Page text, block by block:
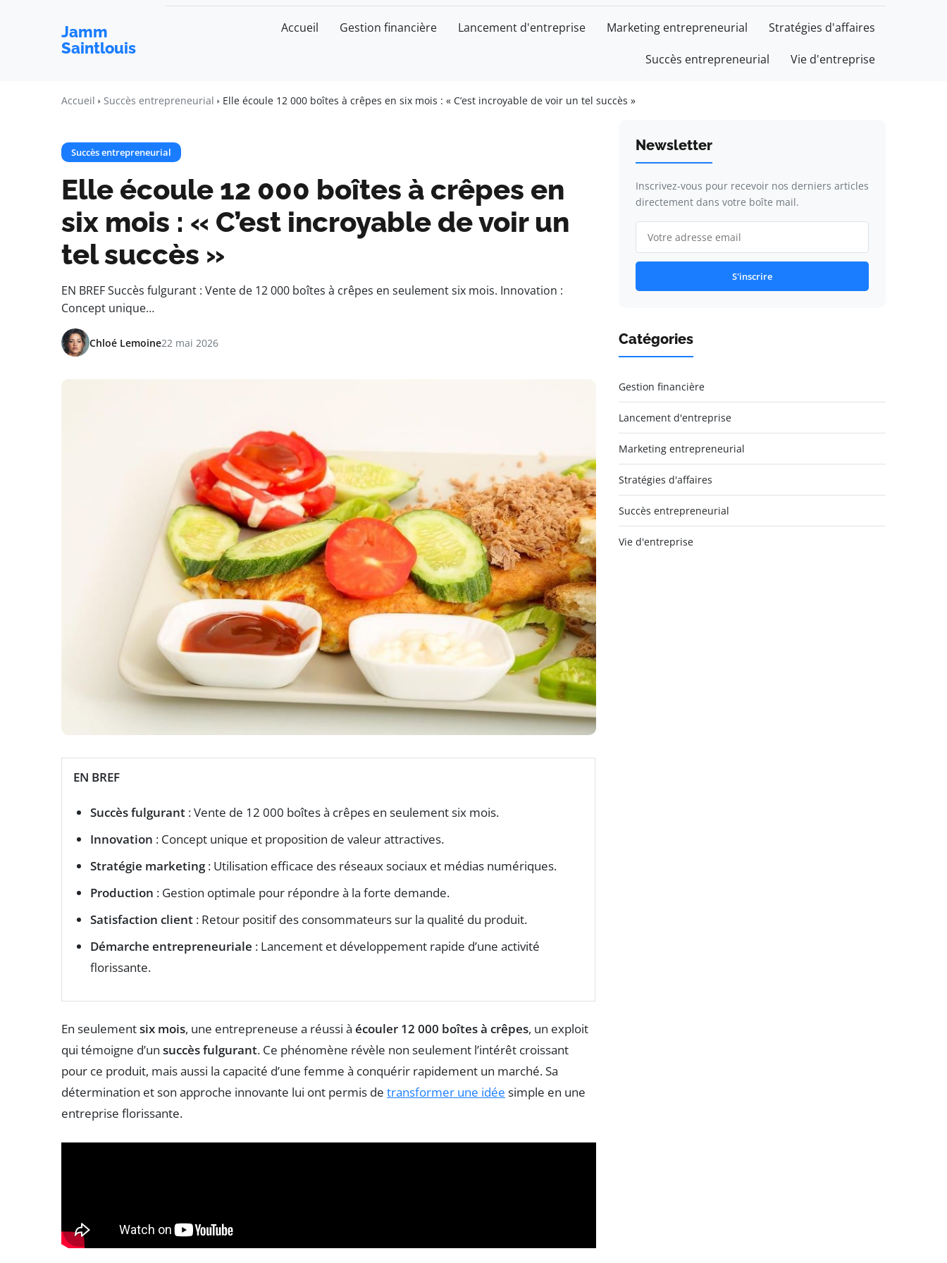
Jamm
Saintlouis
Accueil Gestion financière Lancement d'entreprise Marketing entrepreneurial Stratégies d'affaires
Succès entrepreneurial Vie d'entreprise
Accueil Succès entrepreneurial Elle écoule 12 000 boîtes à crêpes en six mois : « C’est incroyable de voir un tel succès »
Succès entrepreneurial
Elle écoule 12 000 boîtes à crêpes en
six mois : « C’est incroyable de voir un
tel succès »
EN BREF Succès fulgurant : Vente de 12 000 boîtes à crêpes en seulement six mois. Innovation :
Concept unique…
Chloé Lemoine22 mai 2026
EN BREF
Succès fulgurant : Vente de 12 000 boîtes à crêpes en seulement six mois.
Innovation : Concept unique et proposition de valeur attractives.
Stratégie marketing: Utilisation efficace des réseaux sociaux et médias numériques.
Production : Gestion optimale pour répondre à la forte demande.
Satisfaction client : Retour positif des consommateurs sur la qualité du produit.
Démarche entrepreneuriale : Lancement et développement rapide d’une activité
florissante.
En seulementsix mois, une entrepreneuse a réussi à écouler 12 000 boîtes à crêpes, un exploit
qui témoigne d’un succès fulgurant. Ce phénomène révèle non seulement l’intérêt croissant
pour ce produit, mais aussi la capacité d’une femme à conquérir rapidement un marché. Sa
détermination et son approche innovante lui ont permis de transformer une idée simple en une
entreprise florissante.
Newsletter
Inscrivez-vous pour recevoir nos derniers articles
directement dans votre boîte mail.
S'inscrire
Catégories
Gestion financière
Lancement d'entreprise
Marketing entrepreneurial
Stratégies d'affaires
Succès entrepreneurial
Vie d'entreprise